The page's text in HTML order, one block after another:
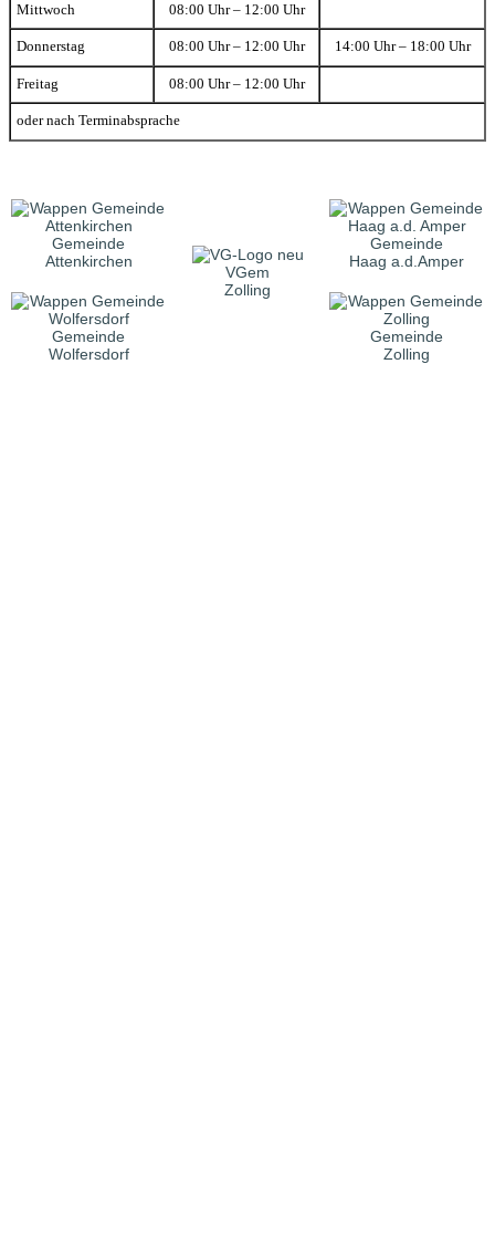
Mittwoch 08:00 Uhr – 12:00 Uhr
Donnerstag 08:00 Uhr – 12:00 Uhr 14:00 Uhr – 18:00 Uhr
Freitag 08:00 Uhr – 12:00 Uhr
oder nach Terminabsprache
Gemeinde
Attenkirchen
VGem
Zolling
Gemeinde
Haag a.d.Amper
Gemeinde
Wolfersdorf
Gemeinde
Zolling